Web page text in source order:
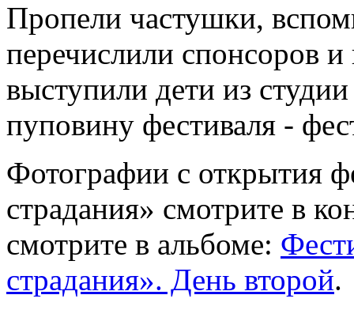
Пропели частушки,
перечислили спонсоров
выступили дети из
пуповину фестиваля -
Фотографии с открытия
страдания» смотрите в
смотрите в альбоме:
страдания». День второй.